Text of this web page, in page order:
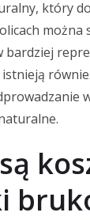
który
bardziej